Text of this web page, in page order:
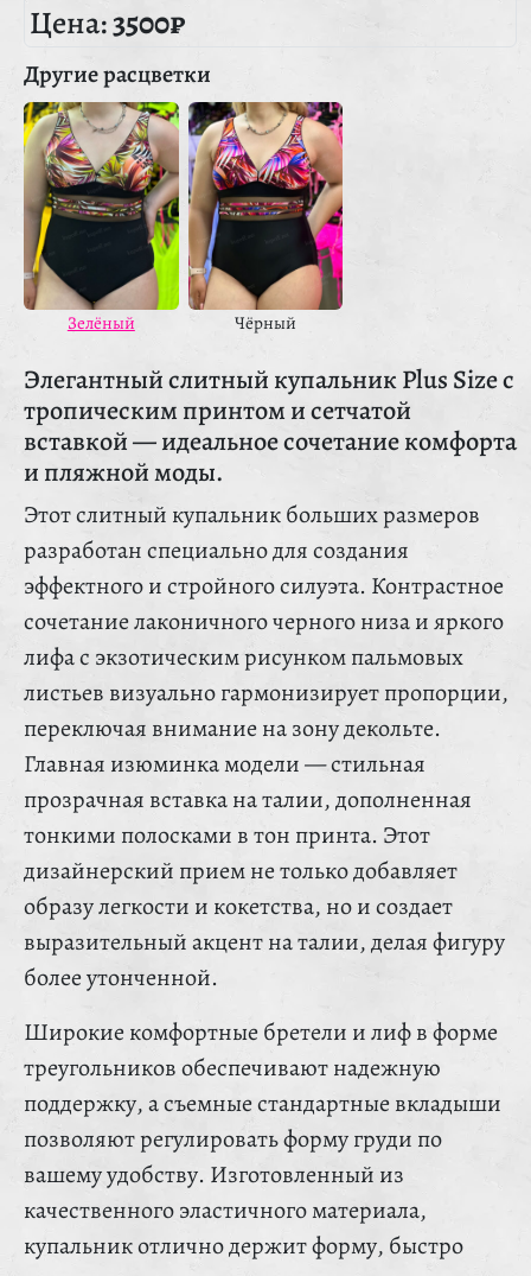
Цена:3500₽
Другие расцветки
Зелёный Чёрный
Элегантный слитный купальник Plus Size с
тропическим принтом и сетчатой
вставкой — идеальное сочетание комфорта
и пляжной моды.
Этот слитный купальник больших размеров
разработан специально для создания
эффектного и стройного силуэта. Контрастное
сочетание лаконичного черного низа и яркого
лифа с экзотическим рисунком пальмовых
листьев визуально гармонизирует пропорции,
переключая внимание на зону декольте.
Главная изюминка модели — стильная
прозрачная вставка на талии, дополненная
тонкими полосками в тон принта. Этот
дизайнерский прием не только добавляет
образу легкости и кокетства, но и создает
выразительный акцент на талии, делая фигуру
более утонченной.
Широкие комфортные бретели и лиф в форме
треугольников обеспечивают надежную
поддержку, а съемные стандартные вкладыши
позволяют регулировать форму груди по
вашему удобству. Изготовленный из
качественного эластичного материала,
купальник отлично держит форму, быстро